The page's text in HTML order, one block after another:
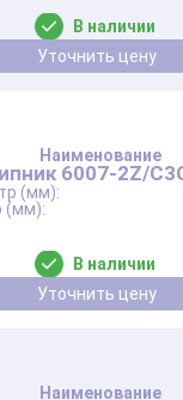
В наличии
Уточнить цену
6007-2Z/
В наличии
Уточнить цену